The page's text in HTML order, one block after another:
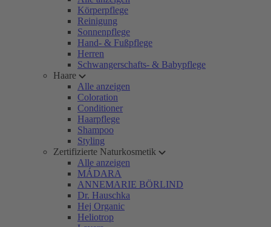
Körperpflege
Reinigung
Sonnenpflege
Hand- & Fußpflege
Herren
Schwangerschafts- & Babypflege
Haare
Alle anzeigen
Coloration
Conditioner
Haarpflege
Shampoo
Styling
Zertifizierte Naturkosmetik
Alle anzeigen
MÁDARA
ANNEMARIE BÖRLIND
Dr. Hauschka
Hej Organic
Heliotrop